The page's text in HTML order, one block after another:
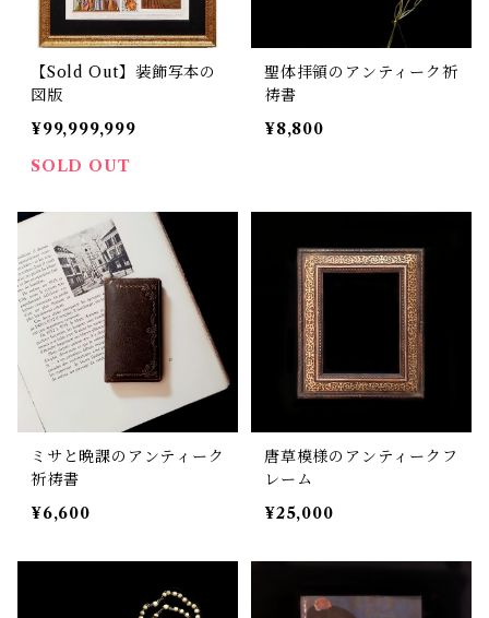
【Sold Out】装飾写本の
図版
¥99,999,999
SOLD OUT
聖体拝領のアンティーク祈
祷書
¥8,800
ミサと晩課のアンティーク
祈祷書
¥6,600
唐草模様のアンティークフ
レーム
¥25,000